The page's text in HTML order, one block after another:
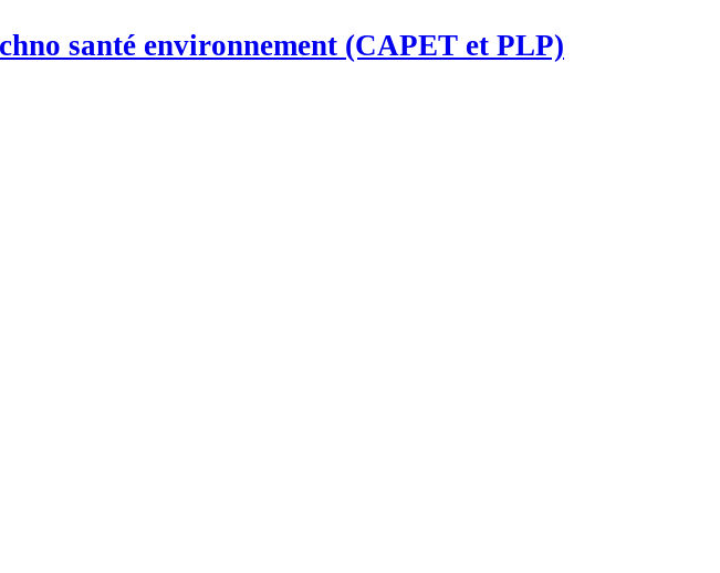
santé environnement (CAPET et PLP)